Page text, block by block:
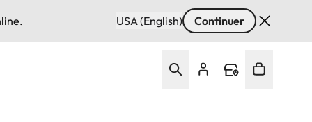
USA (English) Continuer